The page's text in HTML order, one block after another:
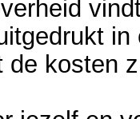
de kosten